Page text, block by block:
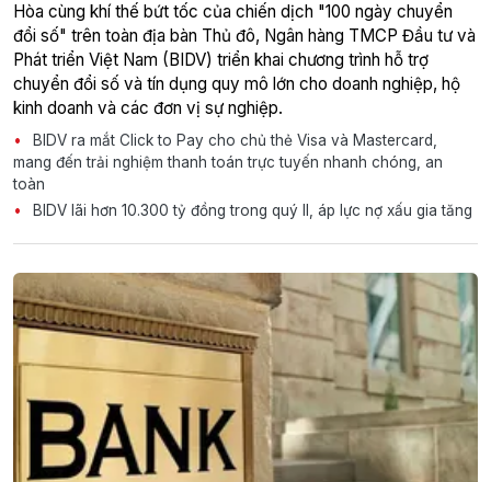
Hòa cùng khí thế bứt tốc của chiến dịch "100 ngày chuyển
đổi số" trên toàn địa bàn Thủ đô, Ngân hàng TMCP Đầu tư và
Phát triển Việt Nam (BIDV) triển khai chương trình hỗ trợ
chuyển đổi số và tín dụng quy mô lớn cho doanh nghiệp, hộ
kinh doanh và các đơn vị sự nghiệp.
BIDV ra mắt Click to Pay cho chủ thẻ Visa và Mastercard,
mang đến trải nghiệm thanh toán trực tuyến nhanh chóng, an
toàn
BIDV lãi hơn 10.300 tỷ đồng trong quý II, áp lực nợ xấu gia tăng